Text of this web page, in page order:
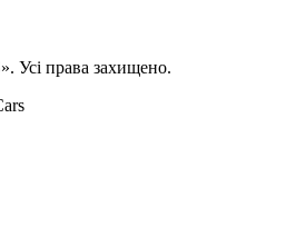
Усі права захищено.